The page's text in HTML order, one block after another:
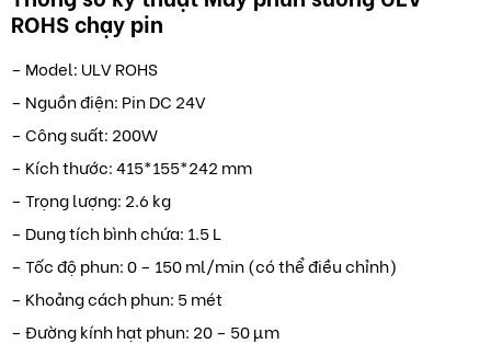
ROHS chạy pin
– Model: ULV ROHS
– Nguồn điện: Pin DC 24V
– Công suất: 200W
– Kích thước: 415*155*242 mm
– Trọng lượng: 2.6 kg
– Dung tích bình chứa: 1.5 L
– Tốc độ phun: 0 – 150 ml/min (có thể điều chỉnh)
– Khoảng cách phun: 5 mét
– Đường kính hạt phun: 20 – 50 µm